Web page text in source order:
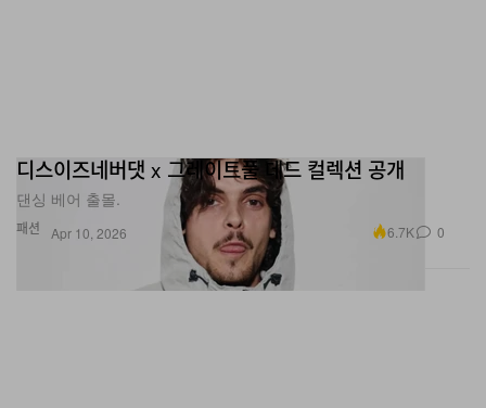
패션
디스이즈네버댓 x 그레이트풀 데드 컬렉션 공개
댄싱 베어 출몰.
Apr 10, 2026 6.7K 0